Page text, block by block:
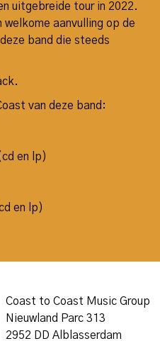
uitgebreide tour in 2022.
welkome aanvulling op de
band die steeds
van deze band:
en lp)
en lp)
Coast to Coast Music Group
Nieuwland Parc 313
2952 DD Alblasserdam